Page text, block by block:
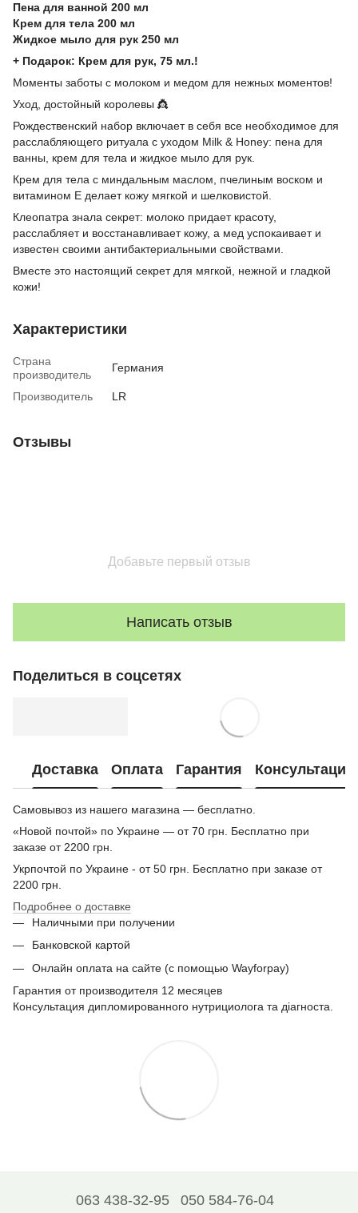
Пена для ванной 200 мл
Крем для тела 200 мл
Жидкое мыло для рук 250 мл
+ Подарок: Крем для рук, 75 мл.!
Моменты заботы с молоком и медом для нежных моментов!
Уход, достойный королевы 👸
Рождественский набор включает в себя все необходимое для
расслабляющего ритуала с уходом Milk & Honey: пена для
ванны, крем для тела и жидкое мыло для рук.
Крем для тела с миндальным маслом, пчелиным воском и
витамином Е делает кожу мягкой и шелковистой.
Клеопатра знала секрет: молоко придает красоту,
расслабляет и восстанавливает кожу, а мед успокаивает и
известен своими антибактериальными свойствами.
Вместе это настоящий секрет для мягкой, нежной и гладкой
кожи!
Характеристики
Страна
производитель
Германия
Производитель LR
Отзывы
Добавьте первый отзыв
Написать отзыв
Поделиться в соцсетях
Доставка Оплата Гарантия Консультация
Самовывоз из нашего магазина — бесплатно.
«Новой почтой» по Украине — от 70 грн. Бесплатно при
заказе от 2200 грн.
Укрпочтой по Украине - от 50 грн. Бесплатно при заказе от
2200 грн.
Подробнее о доставке
Наличными при получении
Банковской картой
Онлайн оплата на сайте (с помощью Wayforpay)
Гарантия от производителя 12 месяцев
Консультация дипломированного нутрициолога та діагноста.
063 438-32-95 050 584-76-04